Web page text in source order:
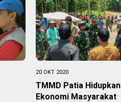
20 OKT 2020
TMMD Patia Hidupkan
Ekonomi Masyarakat